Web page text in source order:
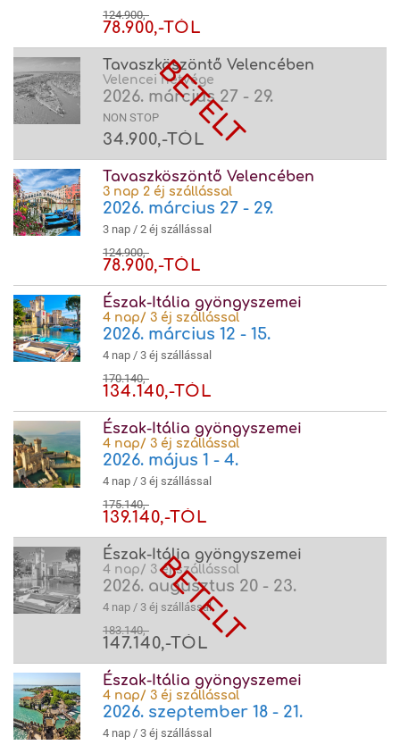
124.900,-
78.900,-TÓL
Tavaszköszöntő Velencében
Velencei hétvége
2026. március 27 - 29.
NON STOP
34.900,-TÓL
Tavaszköszöntő Velencében
3 nap 2 éj szállással
2026. március 27 - 29.
3 nap / 2 éj szállással
124.900,-
78.900,-TÓL
Észak-Itália gyöngyszemei
4 nap/ 3 éj szállással
2026. március 12 - 15.
4 nap / 3 éj szállással
170.140,-
134.140,-TÓL
Észak-Itália gyöngyszemei
4 nap/ 3 éj szállással
2026. május 1 - 4.
4 nap / 3 éj szállással
175.140,-
139.140,-TÓL
Észak-Itália gyöngyszemei
4 nap/ 3 éj szállással
2026. augusztus 20 - 23.
4 nap / 3 éj szállással
183.140,-
147.140,-TÓL
Észak-Itália gyöngyszemei
4 nap/ 3 éj szállással
2026. szeptember 18 - 21.
4 nap / 3 éj szállással